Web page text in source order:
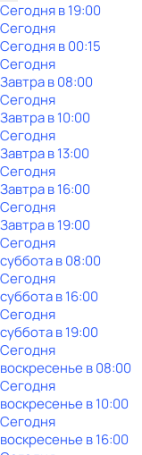
Сегодня в 19:00
Сегодня
Сегодня в 00:15
Сегодня
Завтра в 08:00
Сегодня
Завтра в 10:00
Сегодня
Завтра в 13:00
Сегодня
Завтра в 16:00
Сегодня
Завтра в 19:00
Сегодня
субботав08:00
Сегодня
субботав16:00
Сегодня
субботав19:00
Сегодня
воскресенье в08:00
Сегодня
воскресенье в10:00
Сегодня
воскресенье в16:00